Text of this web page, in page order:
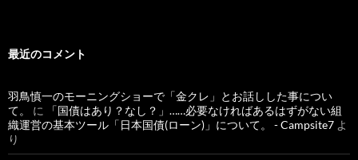
最近のコメント
羽鳥慎一のモーニングショーで「金クレ」とお話しした事につい
て。
に
「国債はあり？なし？」……必要なければあるはずがない組
織運営の基本ツール「日本国債(ローン)」について。 - Campsite7 よ
り